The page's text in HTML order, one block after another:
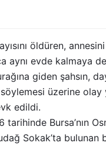
öldüren,
aynı evde kalmaya
giden şahsın,
söylemesi üzerine
edildi.
tarihinde Bursa’nın
Sokak’ta bulunan